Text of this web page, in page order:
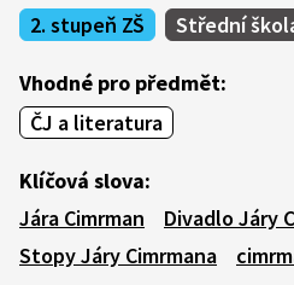
2. stupeň ZŠ
Střední
Vhodné pro předmět:
ČJ a literatura
Klíčová slova:
Jára Cimrman
Divadlo Járy
Stopy Járy Cimrmana